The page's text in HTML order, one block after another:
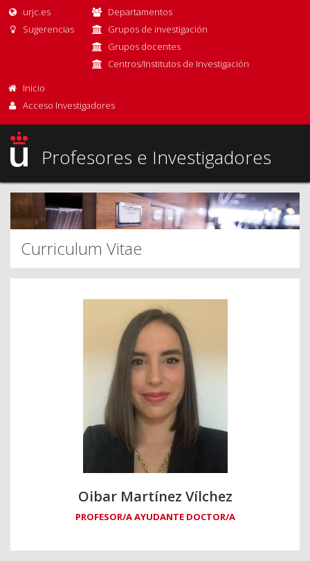
urjc.es
Sugerencias
Departamentos
Grupos de investigación
Grupos docentes
Centros/Institutos de Investigación
Inicio
Acceso Investigadores
Profesores e Investigadores
Curriculum Vitae
Oibar Martínez Vílchez
PROFESOR/A AYUDANTE DOCTOR/A